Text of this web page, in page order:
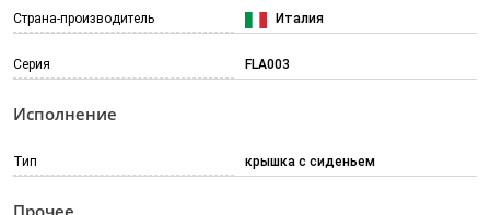
Страна-производитель Италия
Серия FLA003
Исполнение
Тип крышка с сиденьем